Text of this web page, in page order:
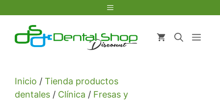
contenido
Menú
Inicio / Tienda productos
dentales / Clínica / Fresas y